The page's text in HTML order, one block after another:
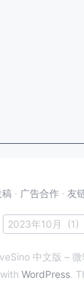
稿 · 广告合作 · 友
中文版 – 微
WordPress.